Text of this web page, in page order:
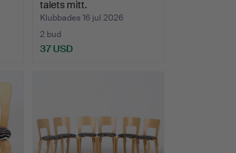
talets mitt.
Klubbades 16 jul 2026
2 bud
37 USD